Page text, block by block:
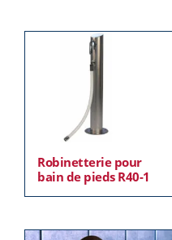
Robinetterie pour
bain de pieds R40-1